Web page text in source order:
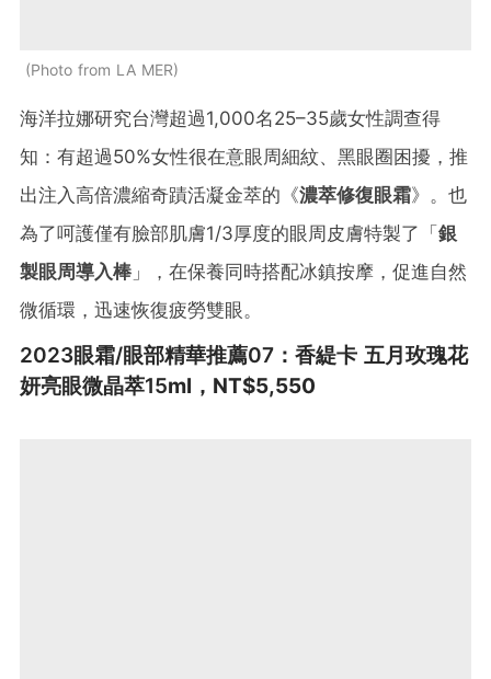
Photo from LA MER
海洋拉娜研究台灣超過1,000名25–35歲女性調查得
知：有超過50%女性很在意眼周細紋、黑眼圈困擾，推
出注入高倍濃縮奇蹟活凝金萃的《濃萃修復眼霜》。也
為了呵護僅有臉部肌膚1/3厚度的眼周皮膚特製了「銀
製眼周導入棒 」，在保養同時搭配冰鎮按摩，促進自然
微循環，迅速恢復疲勞雙眼。
2023眼霜/眼部精華推薦07：香緹卡 五月玫瑰花
妍亮眼微晶萃15ml ，NT$5,550